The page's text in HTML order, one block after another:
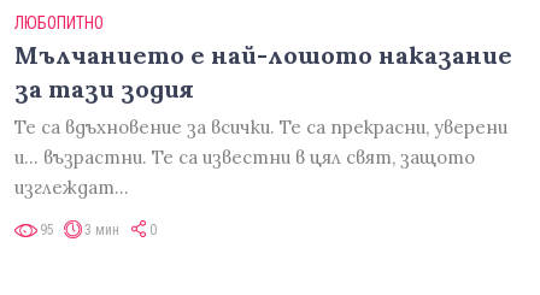
ЛЮБОПИТНО
Мълчанието е най-лошото наказание
за тази зодия
Те са вдъхновение за всички. Те са прекрасни, уверени
и... възрастни. Те са известни в цял свят, защото
изглеждат…
95 3 мин 0